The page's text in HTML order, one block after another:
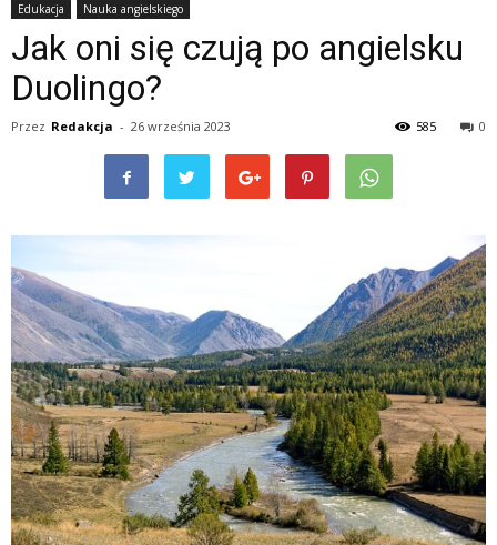
Edukacja Nauka angielskiego
Jak oni się czują po angielsku
Duolingo?
Przez Redakcja - 26 września 2023 0
585